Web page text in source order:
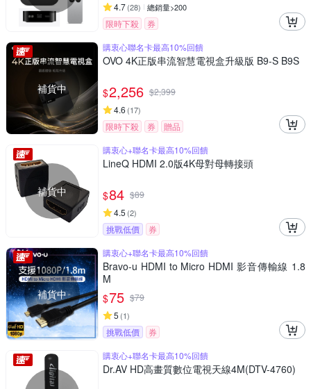
4.7(28) 總銷量>200
限時下殺 券
補貨中
購衷心聯名卡最高10%回饋
OVO 4K正版串流智慧電視盒升級版 B9-S B9S
$2,256 $2,399
4.6 (17)
限時下殺 券 贈品
補貨中
購衷心+聯名卡最高10%回饋
LineQ HDMI 2.0版4K母對母轉接頭
$84 $89
4.5 (2)
挑戰低價 券
補貨中
購衷心+聯名卡最高10%回饋
Bravo-u HDMI to Micro HDMI 影音傳輸線 1.8
M
$75 $79
5 (1)
挑戰低價 券
購衷心+聯名卡最高10%回饋
Dr.AV HD高畫質數位電視天線4M(DTV-4760)